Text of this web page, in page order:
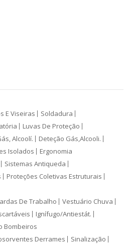
E Viseiras
Soldadura
Luvas De Proteção
Alcoolí.
Deteção Gás,Alcooli.
Isolados Ergonomia
Sistemas Antiqueda
Proteções Coletivas Estruturais
De Trabalho
Vestuário Chuva
Ignífugo/Antiestát.
Bombeiros
Derrames
Sinalização